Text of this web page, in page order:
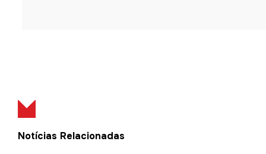
Notícias Relacionadas